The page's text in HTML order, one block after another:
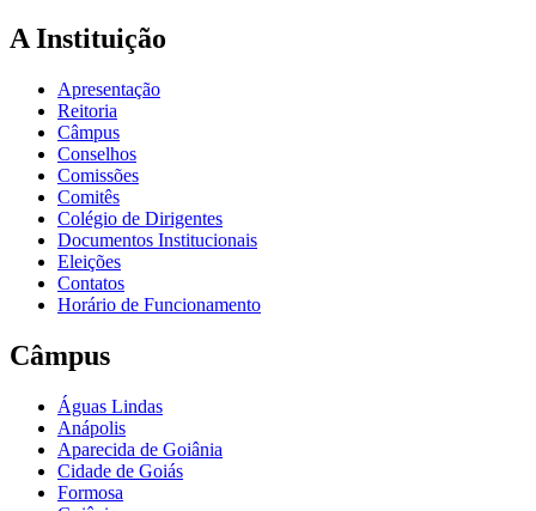
A Instituição
Apresentação
Reitoria
Câmpus
Conselhos
Comissões
Comitês
Colégio de Dirigentes
Documentos Institucionais
Eleições
Contatos
Horário de Funcionamento
Câmpus
Águas Lindas
Anápolis
Aparecida de Goiânia
Cidade de Goiás
Formosa